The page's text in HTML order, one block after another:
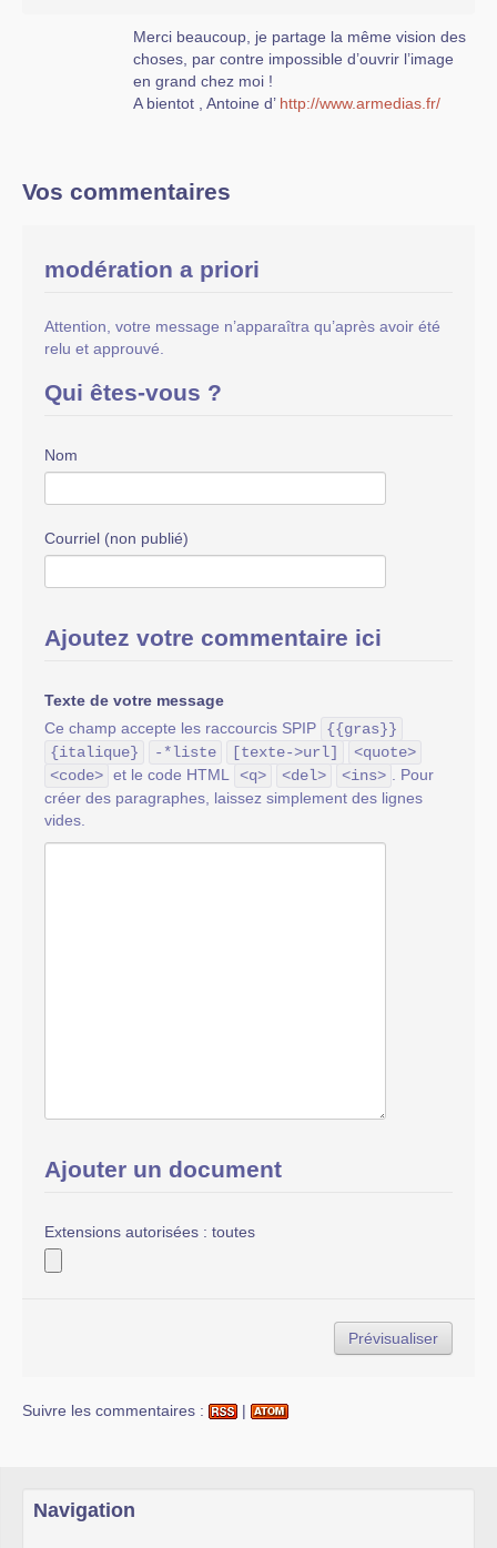
Merci beaucoup, je partage la même vision des
choses, par contre impossible d’ouvrir l’image
en grand chez moi !
A bientot , Antoine d’ http://www.armedias.fr/
Vos commentaires
modération a priori
Attention, votre message n’apparaîtra qu’après avoir été
relu et approuvé.
Qui êtes-vous ?
Nom
Courriel (non publié)
Ajoutez votre commentaire ici
Texte de votre message
Ce champ accepte les raccourcis SPIP
{{gras}}
{italique}
-*liste [texte->url]
<quote>
<code> et le code HTML <q> <del> <ins>
. Pour
créer des paragraphes, laissez simplement des lignes
vides.
Ajouter un document
Extensions autorisées : toutes
Suivre les commentaires : |
Navigation